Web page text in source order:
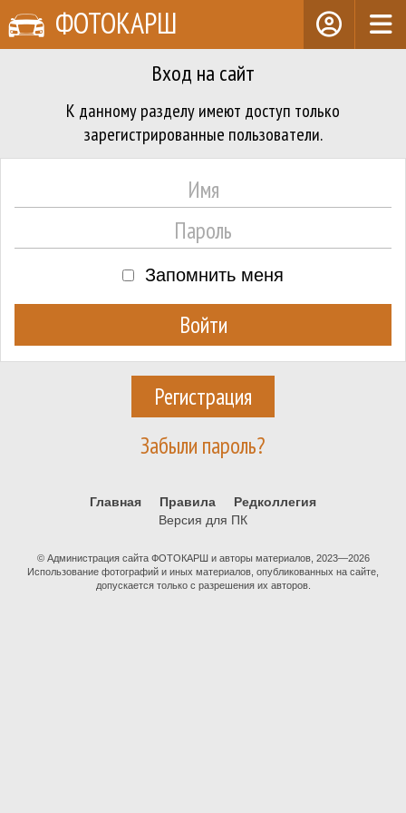
ФОТОКАРШ
Вход на сайт
К данному разделу имеют доступ только
зарегистрированные пользователи.
Запомнить меня
Регистрация
Забыли пароль?
Главная Правила
Редколлегия
Версия для ПК
© Администрация сайта ФОТОКАРШ и авторы материалов, 2023—2026
Использование фотографий и иных материалов, опубликованных на сайте,
допускается только с разрешения их авторов.